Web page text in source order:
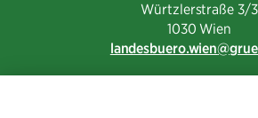
Würtzlerstraße 3/3​
1030 Wien
landesbuero.wien